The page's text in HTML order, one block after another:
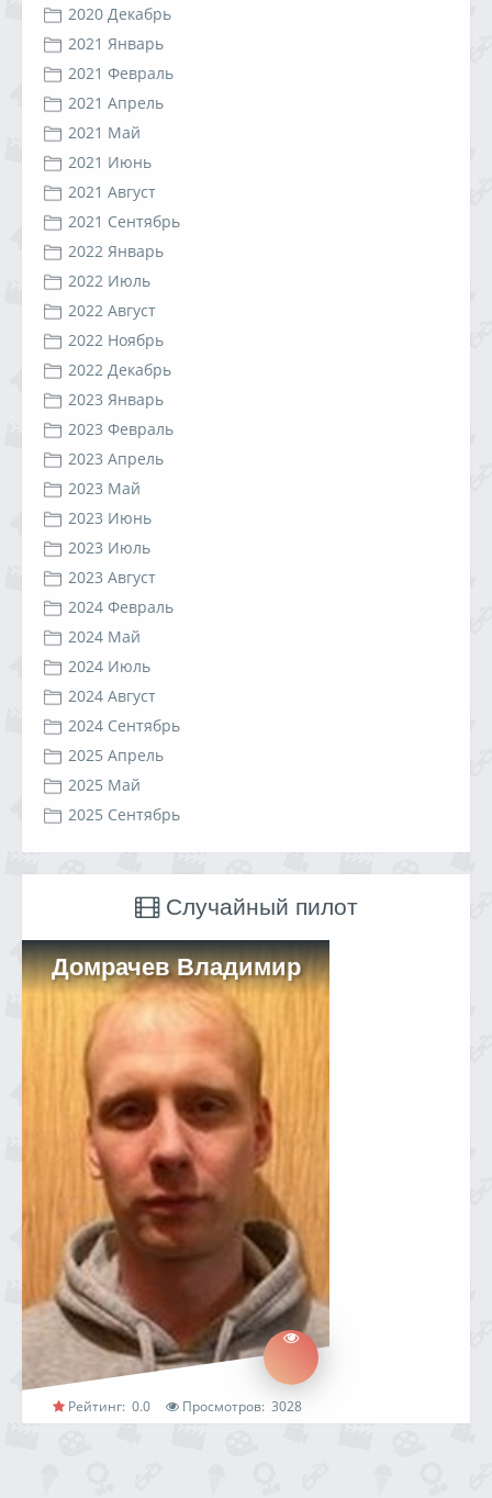
2020 Декабрь
2021 Январь
2021 Февраль
2021 Апрель
2021 Май
2021 Июнь
2021 Август
2021 Сентябрь
2022 Январь
2022 Июль
2022 Август
2022 Ноябрь
2022 Декабрь
2023 Январь
2023 Февраль
2023 Апрель
2023 Май
2023 Июнь
2023 Июль
2023 Август
2024 Февраль
2024 Май
2024 Июль
2024 Август
2024 Сентябрь
2025 Апрель
2025 Май
2025 Сентябрь
Случайный пилот
Домрачев Владимир
Рейтинг: 0.0 Просмотров: 3028